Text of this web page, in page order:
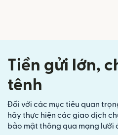
Tiền gửi lớn,
tênh
Đối với các mục tiêu quan
hãy thực hiện các giao dịch
bảo mật thông qua mạng lưới